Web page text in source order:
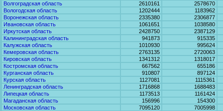
Волгоградская область
2610161
2578670
Вологодская область
1202444
1183962
Воронежская область
2335380
2306877
Ивановская область
1061651
1038580
Иркутская область
2428750
2387129
Калининградская область
941873
915335
Калужская область
1010930
995624
Кемеровская область
2763135
2720063
Кировская область
1341312
1318017
Костромская область
667562
655186
Курганская область
910807
897124
Курская область
1127081
1115361
Ленинградская область
1716868
1688483
Липецкая область
1173513
1161424
Магаданская область
156996
154300
Московская область
7095120
7005998